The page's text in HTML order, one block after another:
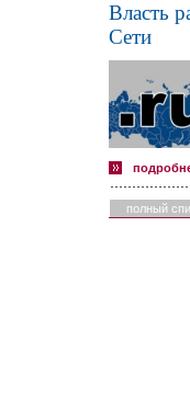
Власть
Сети
полный